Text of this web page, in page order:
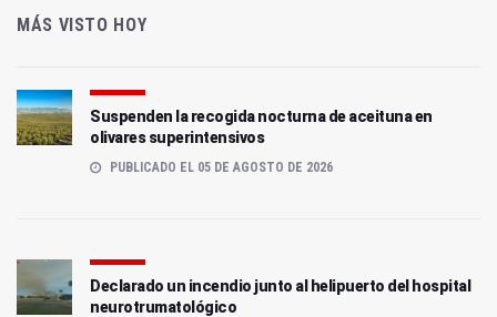
MÁS VISTO HOY
Suspenden la recogida nocturna de aceituna en
olivares superintensivos
PUBLICADO EL 05 DE AGOSTO DE 2026
Declarado un incendio junto al helipuerto del hospital
neurotrumatológico